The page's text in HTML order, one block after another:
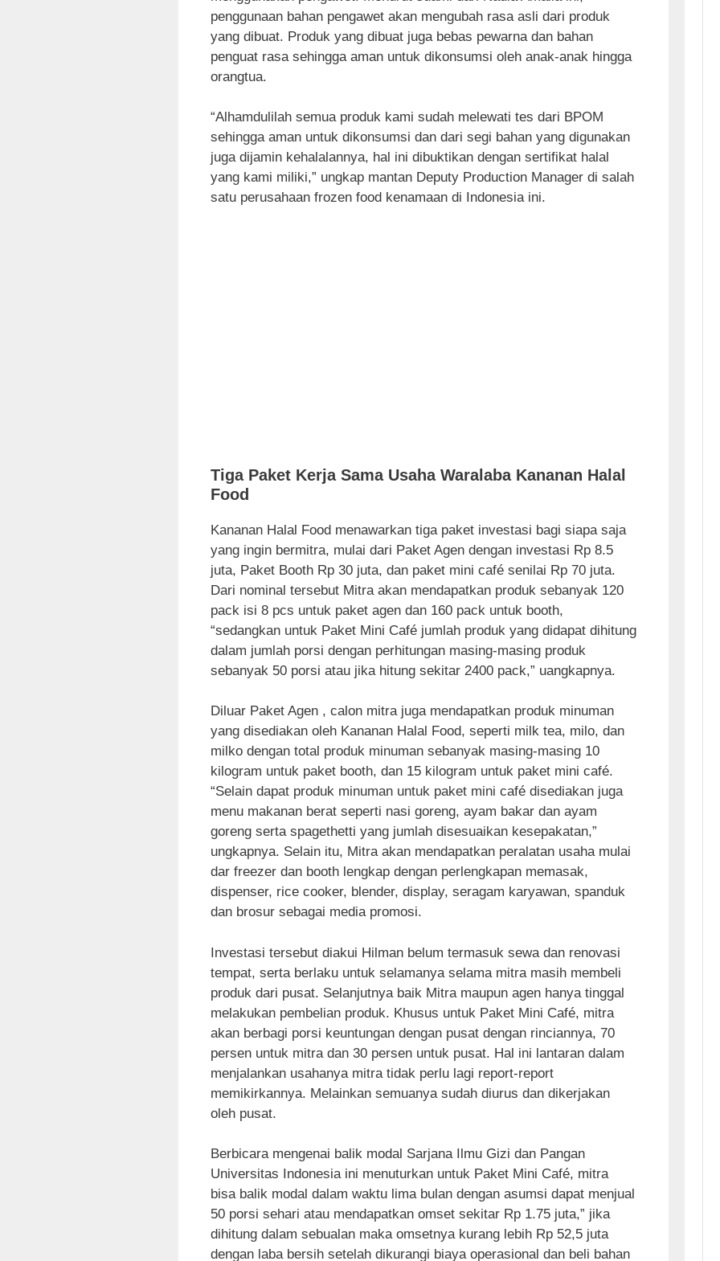
penggunaan bahan pengawet akan mengubah rasa asli dari produk
yang dibuat. Produk yang dibuat juga bebas pewarna dan bahan
penguat rasa sehingga aman untuk dikonsumsi oleh anak-anak hingga
orangtua.
“Alhamdulilah semua produk kami sudah melewati tes dari BPOM
sehingga aman untuk dikonsumsi dan dari segi bahan yang digunakan
juga dijamin kehalalannya, hal ini dibuktikan dengan sertifikat halal
yang kami miliki,” ungkap mantan Deputy Production Manager di salah
satu perusahaan frozen food kenamaan di Indonesia ini.
Tiga Paket Kerja Sama Usaha Waralaba Kananan Halal
Food
Kananan Halal Food menawarkan tiga paket investasi bagi siapa saja
yang ingin bermitra, mulai dari Paket Agen dengan investasi Rp 8.5
juta, Paket Booth Rp 30 juta, dan paket mini café senilai Rp 70 juta.
Dari nominal tersebut Mitra akan mendapatkan produk sebanyak 120
pack isi 8 pcs untuk paket agen dan 160 pack untuk booth,
“sedangkan untuk Paket Mini Café jumlah produk yang didapat dihitung
dalam jumlah porsi dengan perhitungan masing-masing produk
sebanyak 50 porsi atau jika hitung sekitar 2400 pack,” uangkapnya.
Diluar Paket Agen , calon mitra juga mendapatkan produk minuman
yang disediakan oleh Kananan Halal Food, seperti milk tea, milo, dan
milko dengan total produk minuman sebanyak masing-masing 10
kilogram untuk paket booth, dan 15 kilogram untuk paket mini café.
“Selain dapat produk minuman untuk paket mini café disediakan juga
menu makanan berat seperti nasi goreng, ayam bakar dan ayam
goreng serta spagethetti yang jumlah disesuaikan kesepakatan,”
ungkapnya. Selain itu, Mitra akan mendapatkan peralatan usaha mulai
dar freezer dan booth lengkap dengan perlengkapan memasak,
dispenser, rice cooker, blender, display, seragam karyawan, spanduk
dan brosur sebagai media promosi.
Investasi tersebut diakui Hilman belum termasuk sewa dan renovasi
tempat, serta berlaku untuk selamanya selama mitra masih membeli
produk dari pusat. Selanjutnya baik Mitra maupun agen hanya tinggal
melakukan pembelian produk. Khusus untuk Paket Mini Café, mitra
akan berbagi porsi keuntungan dengan pusat dengan rinciannya, 70
persen untuk mitra dan 30 persen untuk pusat. Hal ini lantaran dalam
menjalankan usahanya mitra tidak perlu lagi report-report
memikirkannya. Melainkan semuanya sudah diurus dan dikerjakan
oleh pusat.
Berbicara mengenai balik modal Sarjana Ilmu Gizi dan Pangan
Universitas Indonesia ini menuturkan untuk Paket Mini Café, mitra
bisa balik modal dalam waktu lima bulan dengan asumsi dapat menjual
50 porsi sehari atau mendapatkan omset sekitar Rp 1.75 juta,” jika
dihitung dalam sebualan maka omsetnya kurang lebih Rp 52,5 juta
dengan laba bersih setelah dikurangi biaya operasional dan beli bahan